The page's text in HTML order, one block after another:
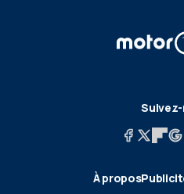
À propos